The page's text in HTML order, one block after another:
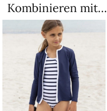
Kombinieren mit…